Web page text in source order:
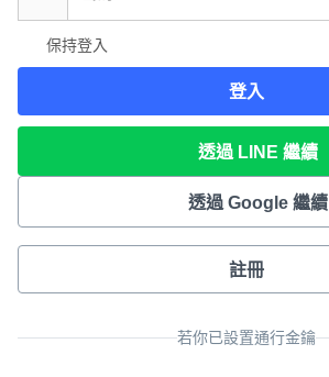
保持登入
登入
透過 LINE 繼續
透過 Google 繼續
註冊
若你已設置通行金鑰